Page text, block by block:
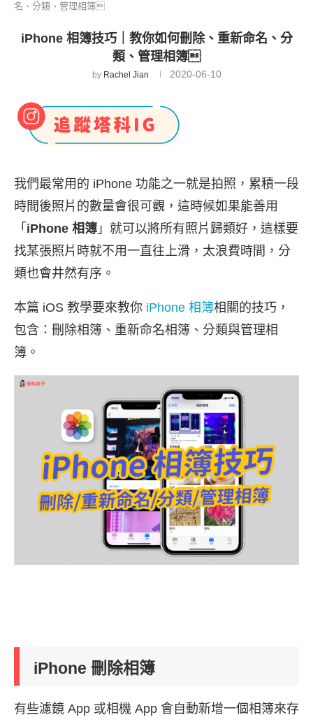
名、分類、管理相簿
iPhone 相簿技巧｜教你如何刪除、重新命名、分
類、管理相簿
by Rachel Jian 2020-06-10
我們最常用的 iPhone 功能之一就是拍照，累積一段
時間後照片的數量會很可觀，這時候如果能善用
「 iPhone 相簿 」就可以將所有照片歸類好，這樣要
找某張照片時就不用一直往上滑，太浪費時間，分
類也會井然有序。
本篇 iOS 教學要來教你 iPhone 相簿相關的技巧，
包含：刪除相簿、重新命名相簿、分類與管理相
簿。
iPhone 刪除相簿
有些濾鏡 App 或相機 App 會自動新增一個相簿來存